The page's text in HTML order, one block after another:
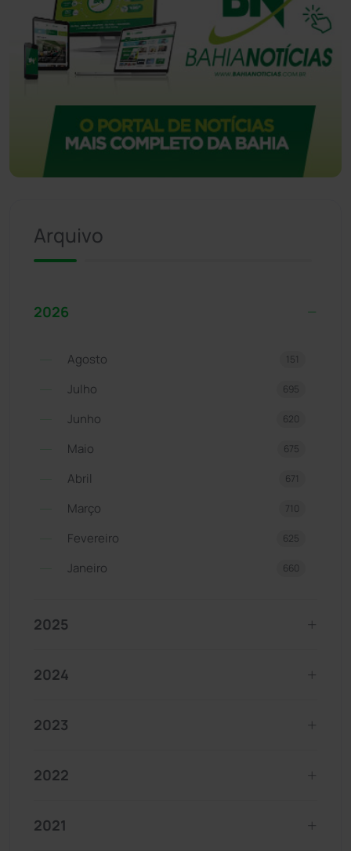
Arquivo
2026
Agosto 151
Julho 695
Junho 620
Maio 675
Abril 671
Março 710
Fevereiro 625
Janeiro 660
2025
2024
2023
2022
2021